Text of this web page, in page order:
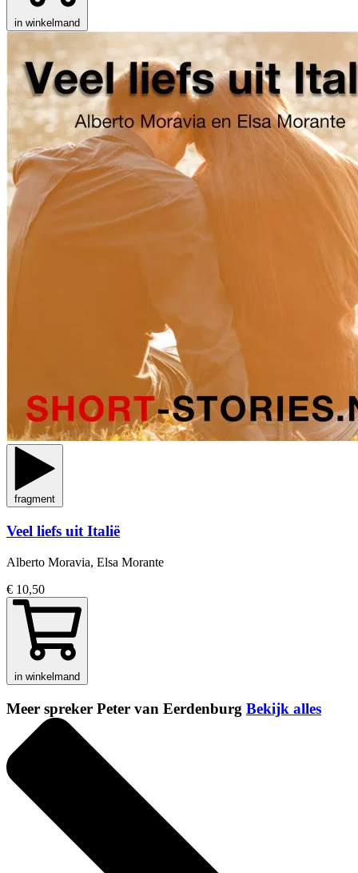
in winkelmand
fragment
Veel liefs uit Italië
Alberto Moravia, Elsa Morante
€ 10,50
in winkelmand
Meer spreker Peter van Eerdenburg Bekijk alles